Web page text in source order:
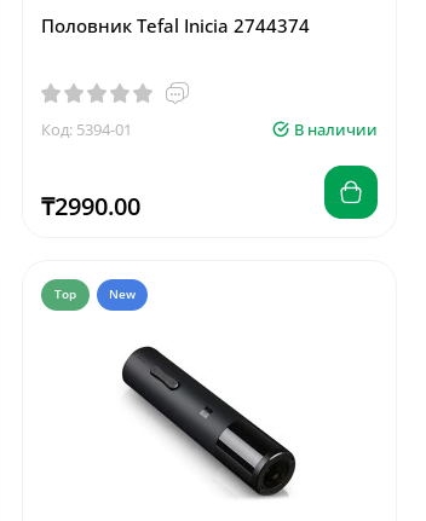
Половник Tefal Inicia 2744374
Код: 5394-01 В наличии
₸2990.00
Top New